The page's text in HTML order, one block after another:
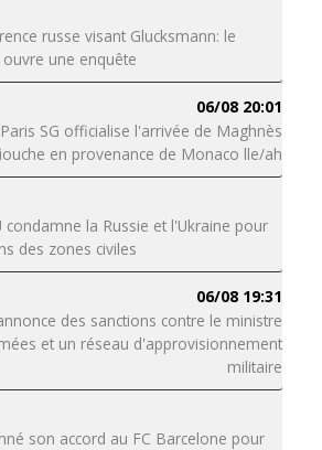
russe visant Glucksmann: le
une enquête
06/08 20:01
SG officialise l'arrivée de Maghnès
en provenance de Monaco lle/ah
condamne la Russie et l'Ukraine pour
des zones civiles
06/08 19:31
des sanctions contre le ministre
et un réseau d'approvisionnement
militaire
son accord au FC Barcelone pour